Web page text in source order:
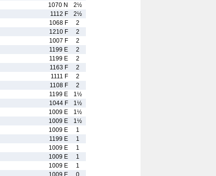
1070 N
2½
1112 F
2½
1068 F
2
1210 F
2
1007 F
2
1199 E
2
1199 E
2
1163 F
2
1111 F
2
1108 F
2
1199 E
1½
1044 F
1½
1009 E
1½
1009 E
1½
1009 E
1
1199 E
1
1009 E
1
1009 E
1
1009 E
1
1009 E 0